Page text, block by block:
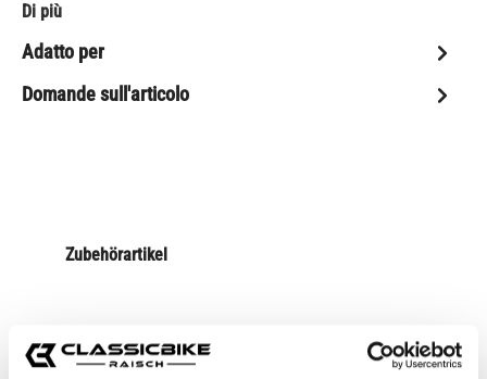
Di più
Adatto per
Domande sull'articolo
Zubehörartikel